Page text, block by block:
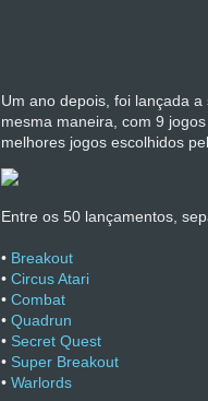
Um ano depois, foi lançada
mesma maneira, com 9
melhores jogos escolhidos
Entre os 50 lançamentos,
• Breakout
• Circus Atari
• Combat
• Quadrun
• Secret Quest
• Super Breakout
• Warlords